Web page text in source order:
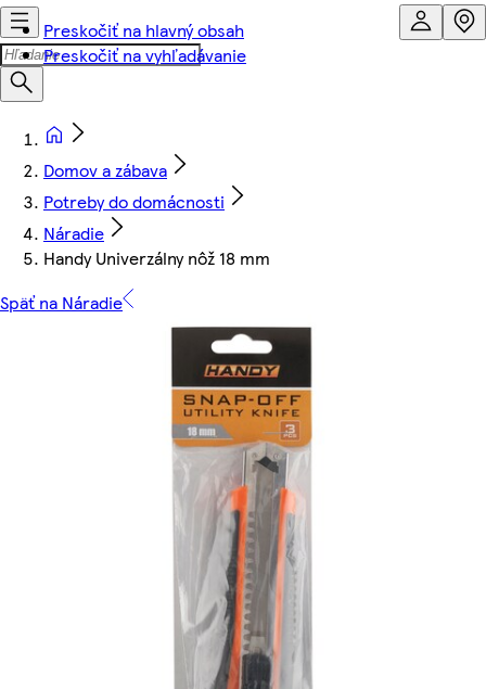
Preskočiť na hlavný obsah
Preskočiť na vyhľadávanie
Domov a zábava
Potreby do domácnosti
Náradie
Handy Univerzálny nôž 18 mm
Späť na Náradie